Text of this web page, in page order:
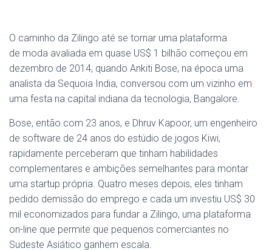
O caminho da Zilingo até se tornar uma plataforma
de moda avaliada em quase US$ 1 bilhão começou em
dezembro de 2014, quando Ankiti Bose, na época uma
analista da Sequoia India, conversou com um vizinho em
uma festa na capital indiana da tecnologia, Bangalore.
Bose, então com 23 anos, e Dhruv Kapoor, um engenheiro
de software de 24 anos do estúdio de jogos Kiwi,
rapidamente perceberam que tinham habilidades
complementares e ambições semelhantes para montar
uma startup própria. Quatro meses depois, eles tinham
pedido demissão do emprego e cada um investiu US$ 30
mil economizados para fundar a Zilingo, uma plataforma
on-line que permite que pequenos comerciantes no
Sudeste Asiático ganhem escala.